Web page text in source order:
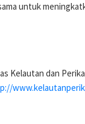
untuk
Kelautan dan